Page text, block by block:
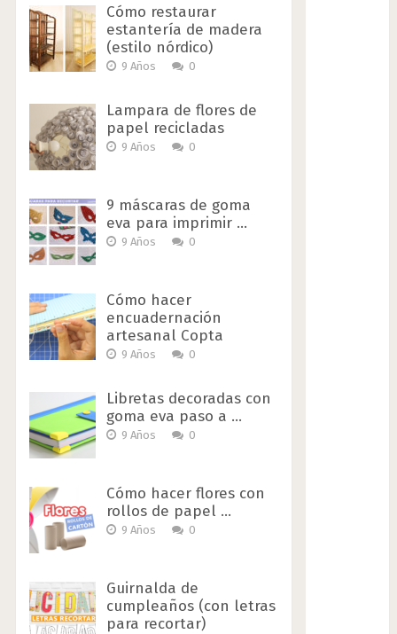
Cómo restaurar
estantería de madera
(estilo nórdico)
9 Años 0
Lampara de flores de
papel recicladas
9 Años 0
9 máscaras de goma
eva para imprimir …
9 Años 0
Cómo hacer
encuadernación
artesanal Copta
9 Años 0
Libretas decoradas con
goma eva paso a …
9 Años 0
Cómo hacer flores con
rollos de papel …
9 Años 0
Guirnalda de
cumpleaños (con letras
para recortar)